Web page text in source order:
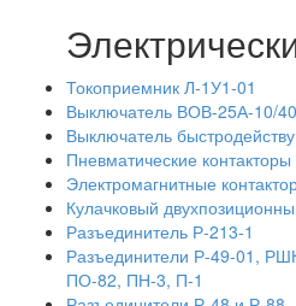
Токоприемник Л-1У1-01
Выключатель ВОВ-25А-10/
Выключатель
Пневматические
Электромагнитные
Кулачковый
Разъединитель Р-213-1
Разъединители Р-49-01,
ПО-82, ПН-3, П-1